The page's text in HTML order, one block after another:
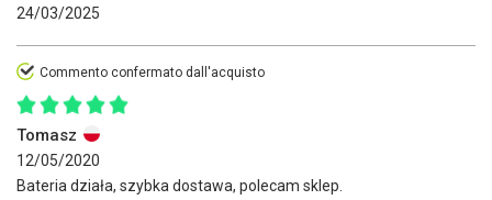
24/03/2025
Commento confermato dall'acquisto
Tomasz
12/05/2020
Bateria działa, szybka dostawa, polecam sklep.